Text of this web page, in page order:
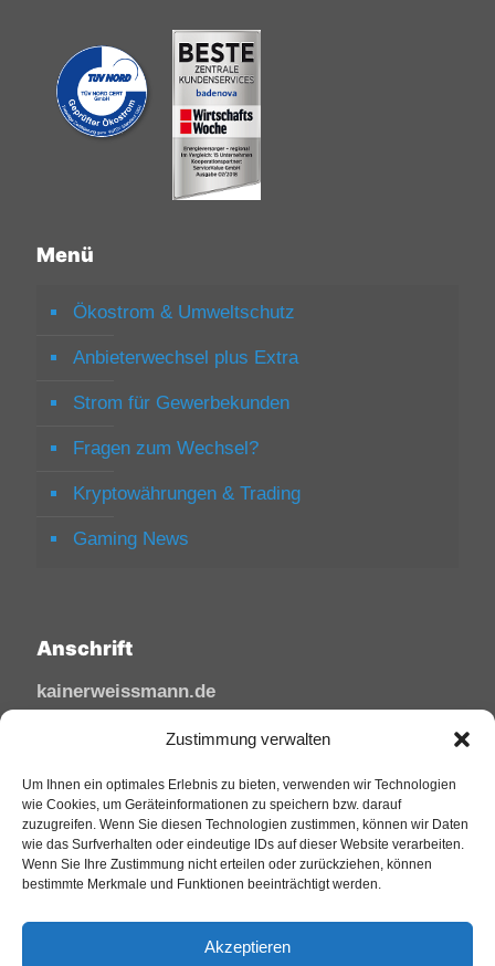
Zustimmung verwalten
Um Ihnen ein optimales Erlebnis zu bieten, verwenden wir Technologien
wie Cookies, um Geräteinformationen zu speichern bzw. darauf
zuzugreifen. Wenn Sie diesen Technologien zustimmen, können wir Daten
wie das Surfverhalten oder eindeutige IDs auf dieser Website verarbeiten.
Wenn Sie Ihre Zustimmung nicht erteilen oder zurückziehen, können
bestimmte Merkmale und Funktionen beeinträchtigt werden.
Akzeptieren
Menü
Ökostrom & Umweltschutz
Anbieterwechsel plus Extra
Strom für Gewerbekunden
Fragen zum Wechsel?
Kryptowährungen & Trading
Gaming News
Anschrift
kainerweissmann.de
Linzhausenstraße
Deutschland
Tel: 02644/945 81 88
Mail: kai@sfw-media.de